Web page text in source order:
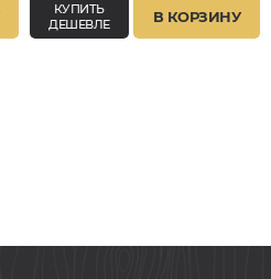
КУПИТЬ
ДЕШЕВЛЕ
В КОРЗИНУ